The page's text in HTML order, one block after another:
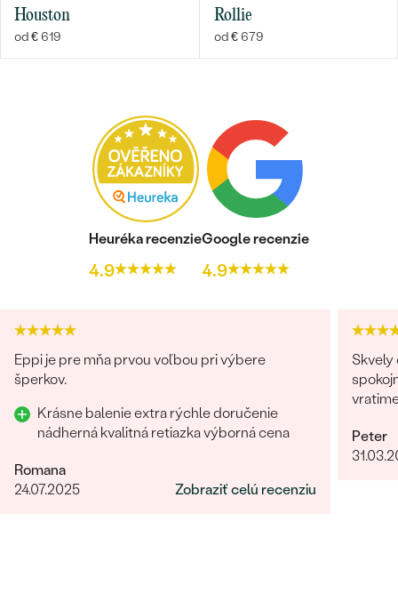
Houston
od € 619
Rollie
od € 679
Heuréka recenzie
4.9
Google recenzie
4.9
Eppi je pre mňa prvou voľbou pri výbere
šperkov.
Krásne balenie extra rýchle doručenie
nádherná kvalitná retiazka výborná cena
Romana
24.07.2025
Zobraziť celú recenziu
Peter